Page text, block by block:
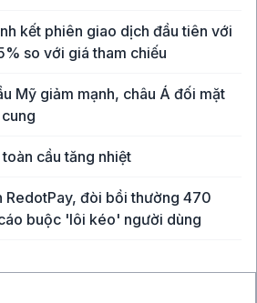
kết phiên giao dịch đầu tiên với
so với giá tham chiếu
Mỹ giảm mạnh, châu Á đối mặt
cầu tăng nhiệt
RedotPay, đòi bồi thường 470
buộc 'lôi kéo' người dùng